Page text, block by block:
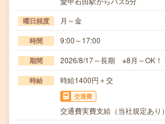
曜日頻度 月～金
時間 9:00～17:00
期間 2026/8/17～長期 ※8月～OK！
時給 時給1400円＋交
交通費
交通費実費支給（当社規定あり）